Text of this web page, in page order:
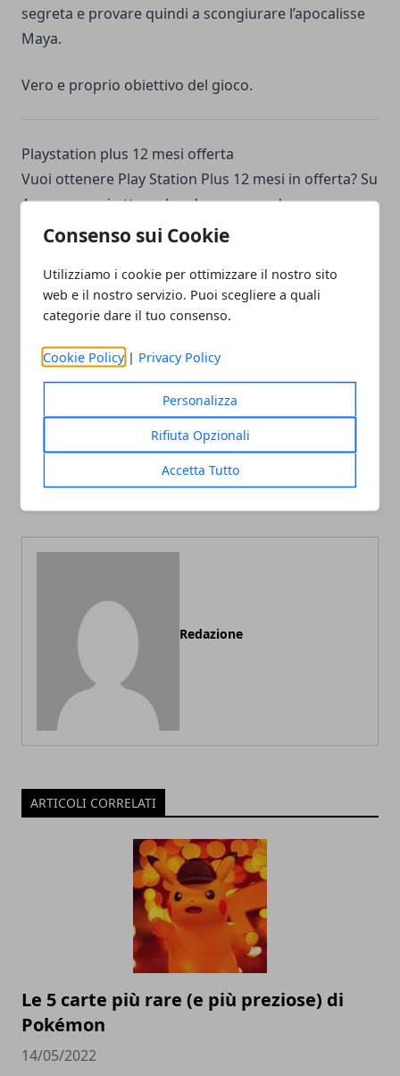
Consenso sui Cookie
Utilizziamo i cookie per ottimizzare il nostro sito
web e il nostro servizio. Puoi scegliere a quali
categorie dare il tuo consenso.
Cookie Policy | Privacy Policy
Personalizza
Rifiuta Opzionali
Accetta Tutto
segreta e provare quindi a scongiurare l’apocalisse
Maya.
Vero e proprio obiettivo del gioco.
Playstation plus 12 mesi offerta
Vuoi ottenere Play Station Plus 12 mesi in offerta? Su
Amazon puoi ottenerlo ad un prezzo davvero
conveniente.
Facebook
TwitterWhatsapp
Articolo Precedente Articolo Successivo
Metodi per aumentare la
concentrazione
Redazione
ARTICOLI CORRELATI
Le 5 carte più rare (e più preziose) di
Pokémon
14/05/2022